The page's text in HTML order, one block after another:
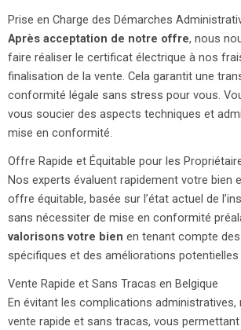
Prise en Charge des Démarches
Après acceptation de notre offre, nous
faire réaliser le certificat électrique à nos
finalisation de la vente. Cela garantit une
conformité légale sans stress pour vous.
vous soucier des aspects techniques et
mise en conformité.
Offre Rapide et Équitable pour les
Nos experts évaluent rapidement votre bien
offre équitable, basée sur l’état actuel de
sans nécessiter de mise en conformité
valorisons votre bien en tenant compte
spécifiques et des améliorations
Vente Rapide et Sans Tracas en Belgique
En évitant les complications
vente rapide et sans tracas, vous permettant